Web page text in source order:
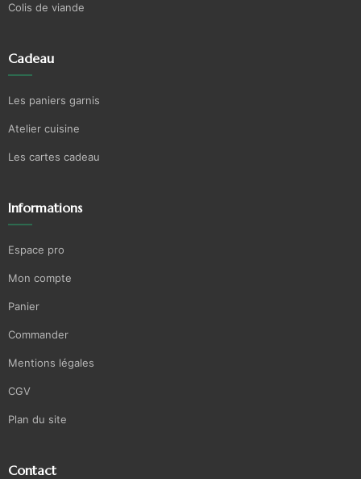
Colis de viande
Cadeau
Les paniers garnis
Atelier cuisine
Les cartes cadeau
Informations
Espace pro
Mon compte
Panier
Commander
Mentions légales
CGV
Plan du site
Contact